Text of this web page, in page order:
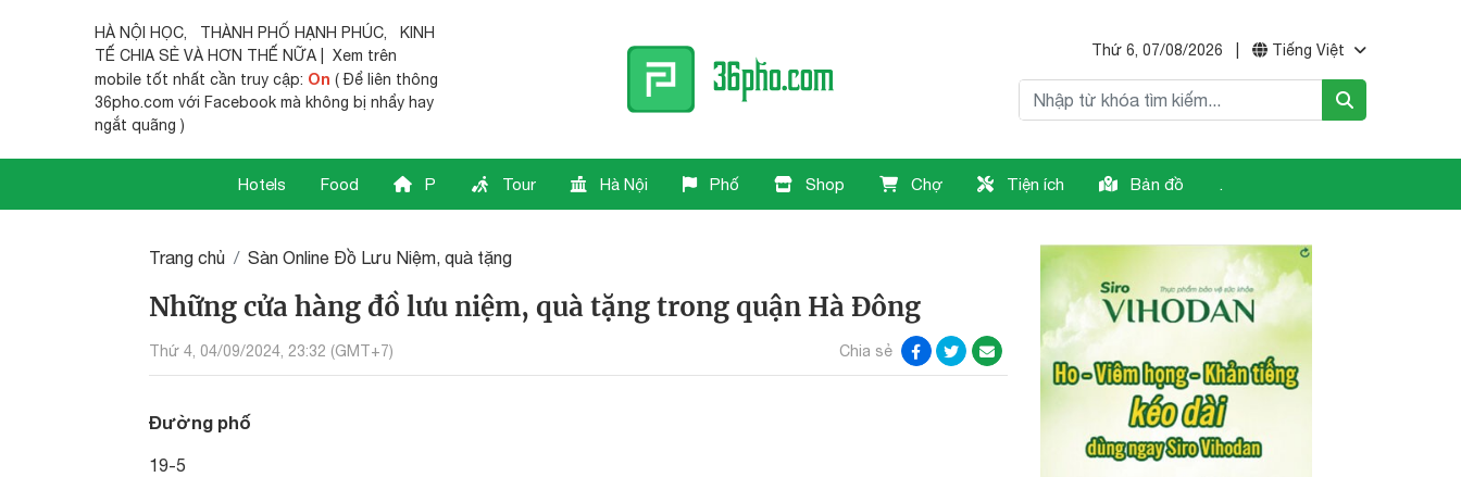
HÀ NỘI HỌC, THÀNH PHỐ HẠNH PHÚC,
KINH
TẾ CHIA SẺ VÀ HƠN THẾ NỮA | Xem trên
mobile tốt nhất cần truy cập: On ( Để liên thông
36pho.com với Facebook mà không bị nhẩy hay
ngắt quãng )
Thứ 6, 07/08/2026 Tiếng Việt
Hotels Food P Tour Hà Nội Phố Shop Chợ Tiện ích Bản đồ .
Trang chủ Sàn Online Đồ Lưu Niệm, quà tặng
Những cửa hàng đồ lưu niệm, quà tặng trong quận Hà Đông
Thứ 4, 04/09/2024, 23:32 (GMT+7) Chia sẻ
Đường phố
19-5